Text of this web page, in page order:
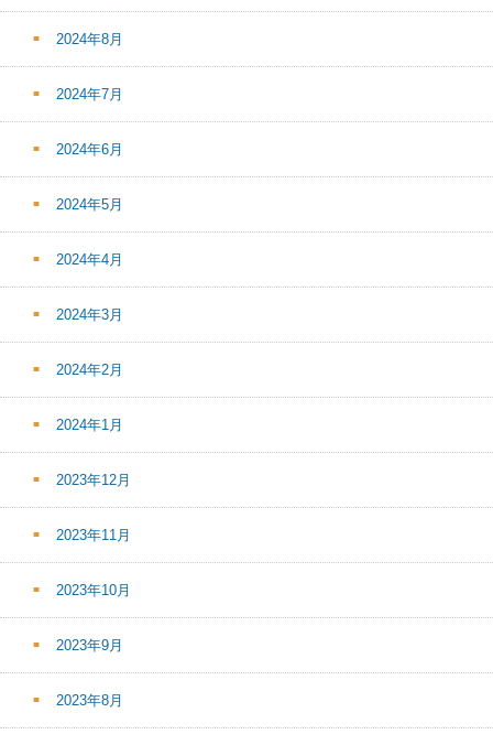
2024年8月
2024年7月
2024年6月
2024年5月
2024年4月
2024年3月
2024年2月
2024年1月
2023年12月
2023年11月
2023年10月
2023年9月
2023年8月